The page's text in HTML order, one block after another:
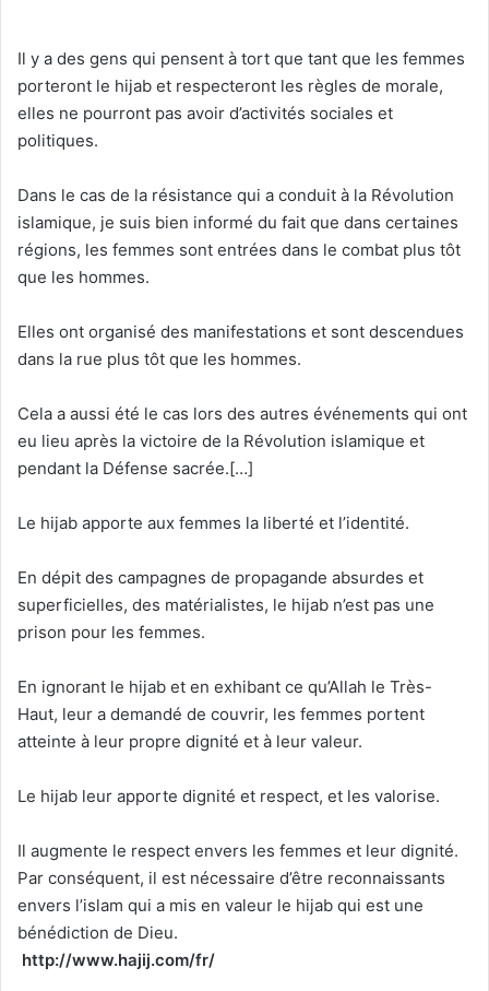
Il y a des gens qui pensent à tort que tant que les femmes
porteront le hijab et respecteront les règles de morale,
elles ne pourront pas avoir d’activités sociales et
politiques.
Dans le cas de la résistance qui a conduit à la Révolution
islamique, je suis bien informé du fait que dans certaines
régions, les femmes sont entrées dans le combat plus tôt
que les hommes.
Elles ont organisé des manifestations et sont descendues
dans la rue plus tôt que les hommes.
Cela a aussi été le cas lors des autres événements qui ont
eu lieu après la victoire de la Révolution islamique et
pendant la Défense sacrée.[…]
Le hijab apporte aux femmes la liberté et l’identité.
En dépit des campagnes de propagande absurdes et
superficielles, des matérialistes, le hijab n’est pas une
prison pour les femmes.
En ignorant le hijab et en exhibant ce qu’Allah le Très-
Haut, leur a demandé de couvrir, les femmes portent
atteinte à leur propre dignité et à leur valeur.
Le hijab leur apporte dignité et respect, et les valorise.
Il augmente le respect envers les femmes et leur dignité.
Par conséquent, il est nécessaire d’être reconnaissants
envers l’islam qui a mis en valeur le hijab qui est une
bénédiction de Dieu.
http://www.hajij.com/fr/